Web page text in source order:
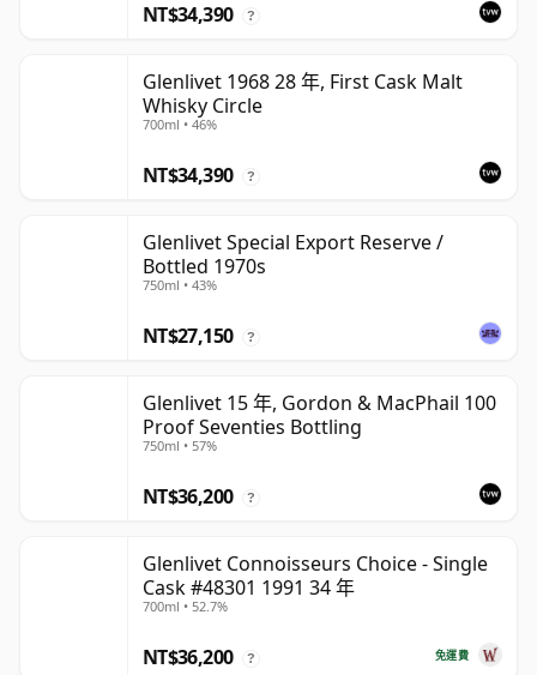
NT$34,390 ?
Glenlivet 1968 28 年, First Cask Malt
Whisky Circle
700ml • 46%
NT$34,390 ?
Glenlivet Special Export Reserve /
Bottled 1970s
750ml • 43%
NT$27,150 ?
Glenlivet 15 年, Gordon & MacPhail 100
Proof Seventies Bottling
750ml • 57%
NT$36,200 ?
Glenlivet Connoisseurs Choice - Single
Cask #48301 1991 34 年
700ml • 52.7%
免運費
NT$36,200 ?